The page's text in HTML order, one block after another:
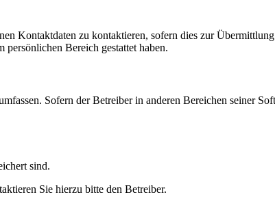
Kontaktdaten zu kontaktieren, sofern dies zur
Bereich gestattet haben.
Sofern der Betreiber in anderen Bereichen seiner
sind.
Sie hierzu bitte den Betreiber.